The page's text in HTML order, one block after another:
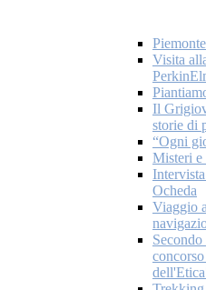
Visita
Il
storie di
“Ogni
Misteri e
Ocheda
Viaggio